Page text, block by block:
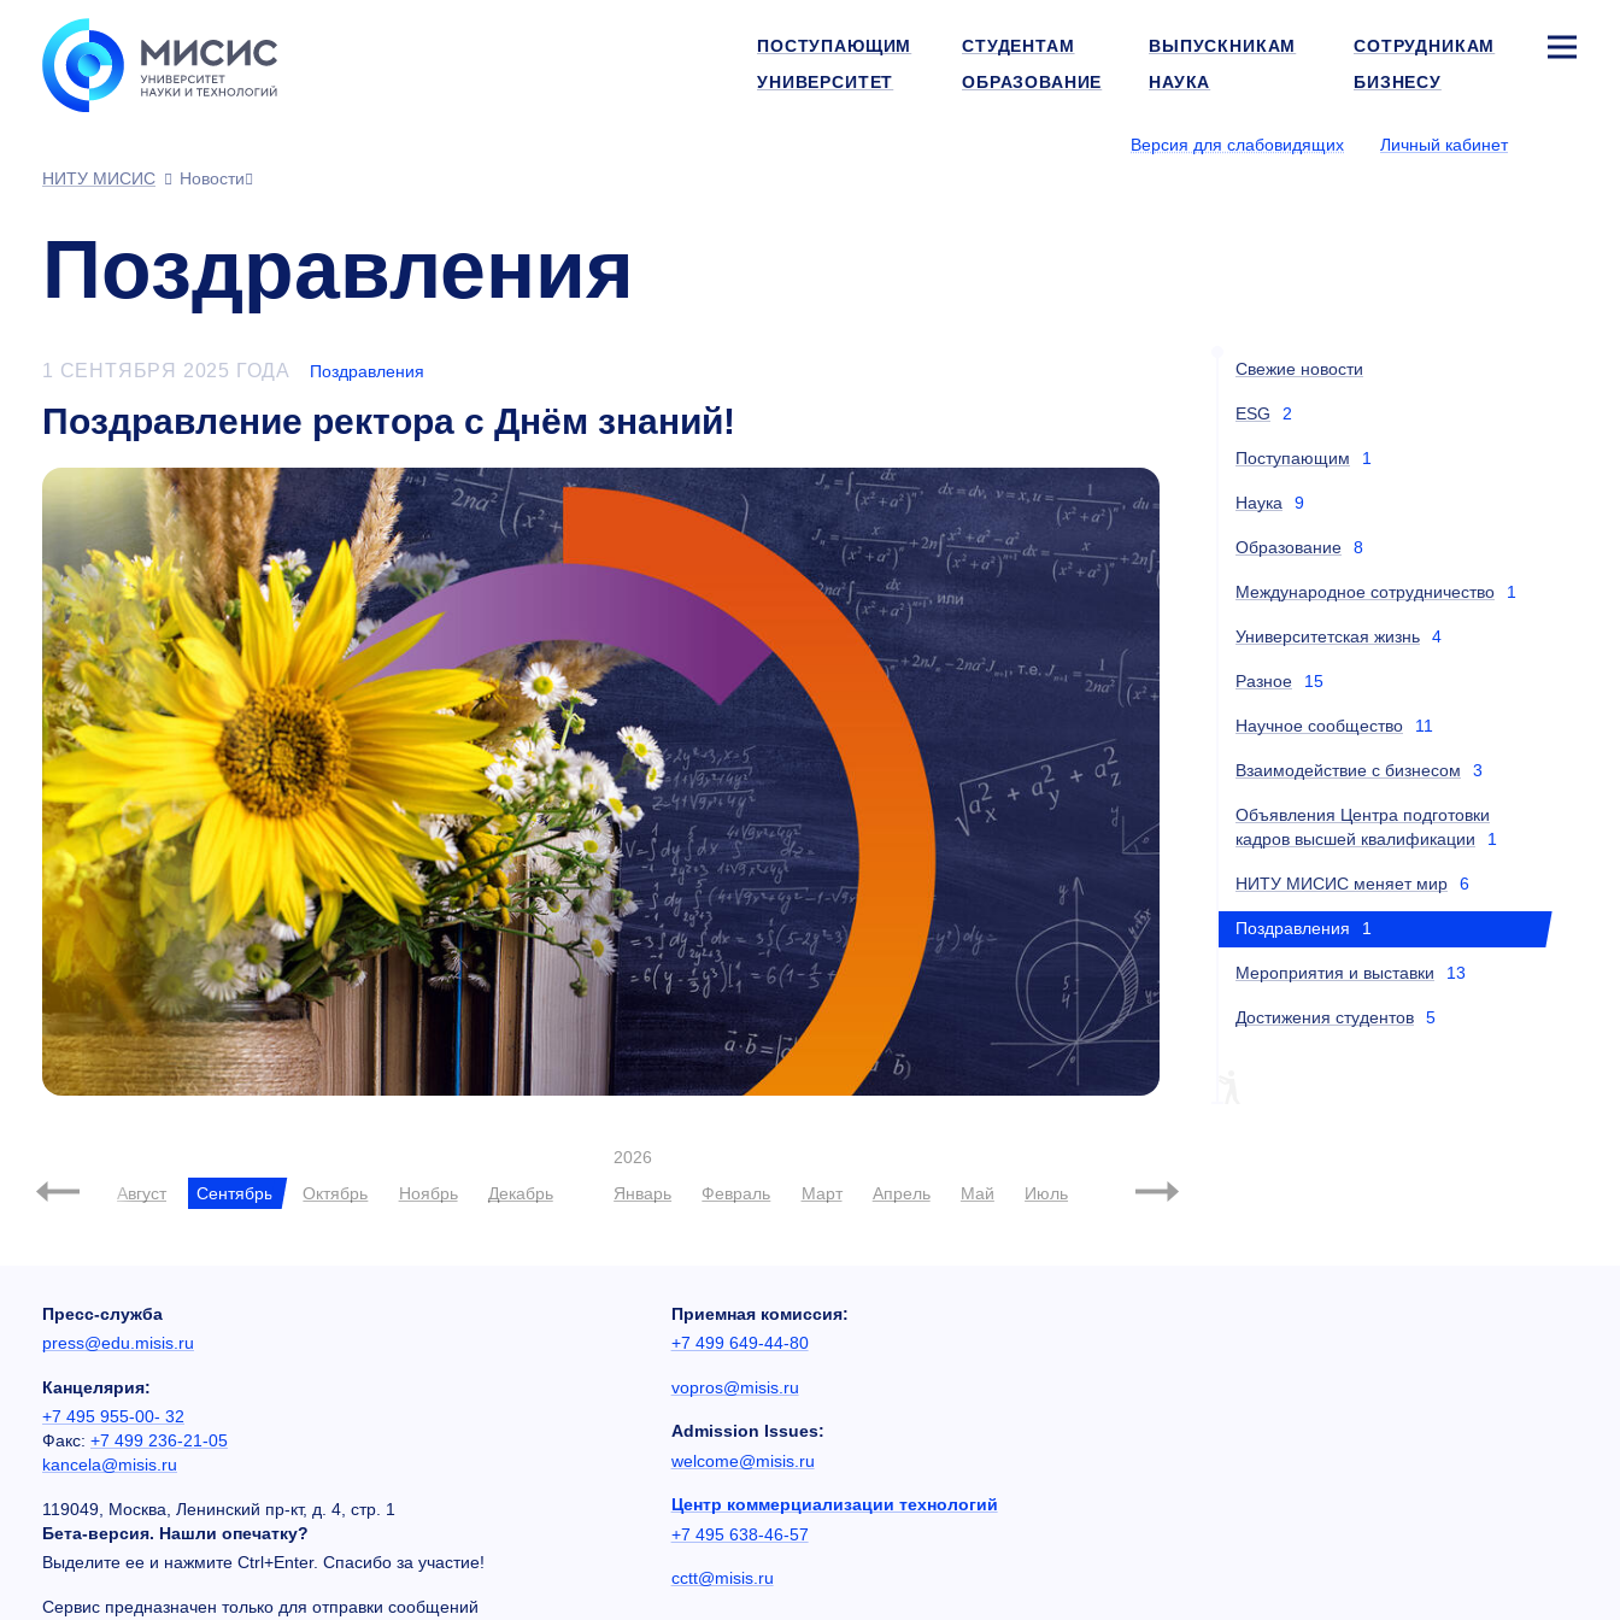
ПОСТУПАЮЩИМ СТУДЕНТАМ ВЫПУСКНИКАМ
СОТРУДНИКАМ
УНИВЕРСИТЕТ
ОБРАЗОВАНИЕ НАУКА БИЗНЕСУ
Версия для слабовидящих
Личный кабинет
НИТУ МИСИС
Новости
Поздравления
1 СЕНТЯБРЯ 2025 ГОДА Поздравления
Поздравление ректора с Днём знаний!
Свежие новости
ESG 2
Поступающим 1
Наука 9
Образование 8
Международное сотрудничество 1
Университетская жизнь 4
Разное 15
Научное сообщество 11
Взаимодействие с бизнесом 3
Объявления Центра подготовки
кадров высшей квалификации
1
НИТУ МИСИС меняет мир 6
Поздравления 1
Мероприятия и выставки 13
Достижения студентов 5
Июль Август Сентябрь Октябрь Ноябрь Декабрь
2026
Январь
Февраль Март Апрель Май Июль
Пресс-служба
press@edu.misis.ru
Канцелярия:
+7 495 955-00- 32
Факс: +7 499 236-21-05
kancela@misis.ru
119049, Москва, Ленинский пр-кт, д. 4, стр. 1
Бета-версия. Нашли опечатку?
Выделите ее и нажмите Ctrl+Enter. Спасибо за участие!
Сервис предназначен только для отправки сообщений
Приемная комиссия:
+7 499 649-44-80
vopros@misis.ru
Admission Issues:
welcome@misis.ru
Центр коммерциализации технологий
+7 495 638-46-57
cctt@misis.ru